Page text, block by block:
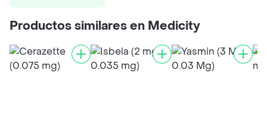
Productos similares en Medicity